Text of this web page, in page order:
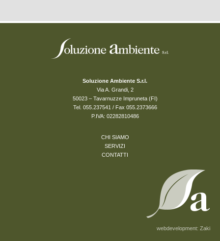
Soluzione Ambiente S.r.l.
Via A. Grandi, 2
50023 – Tavarnuzze Impruneta (FI)
Tel. 055.237541 / Fax 055.2373666
P.IVA: 02282810486
CHI SIAMO
SERVIZI
CONTATTI
webdevelopment: Zaki